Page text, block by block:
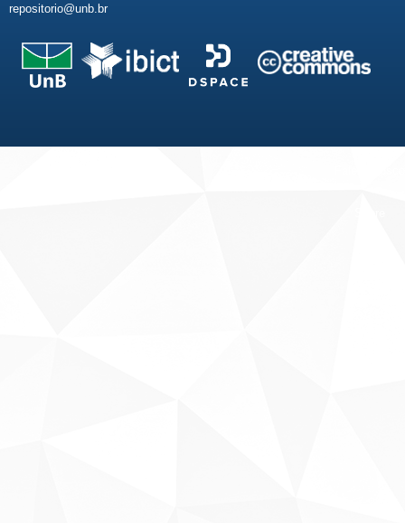
repositorio@unb.br